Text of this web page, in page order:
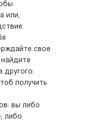
или,
свое
другого.
получить
вы либо
либо